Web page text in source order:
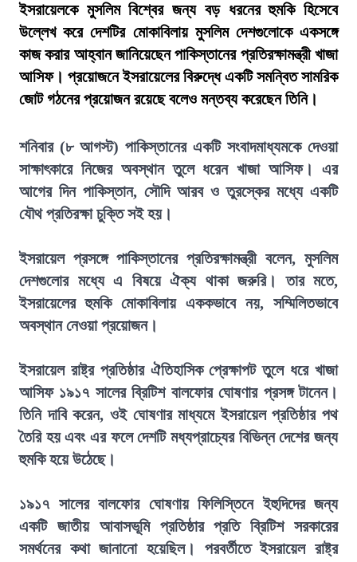
ইসরায়েলকে মুসলিম বিশ্বের জন্য বড় ধরনের হুমকি হিসেবে
উল্লেখ করে দেশটির মোকাবিলায় মুসলিম দেশগুলোকে একসঙ্গে
কাজ করার আহ্বান জানিয়েছেন পাকিস্তানের প্রতিরক্ষামন্ত্রী খাজা
আসিফ। প্রয়োজনে ইসরায়েলের বিরুদ্ধে একটি সমন্বিত সামরিক
জোট গঠনের প্রয়োজন রয়েছে বলেও মন্তব্য করেছেন তিনি।
শনিবার (৮ আগস্ট) পাকিস্তানের একটি সংবাদমাধ্যমকে দেওয়া
সাক্ষাৎকারে নিজের অবস্থান তুলে ধরেন খাজা আসিফ। এর
আগের দিন পাকিস্তান, সৌদি আরব ও তুরস্কের মধ্যে একটি
যৌথ প্রতিরক্ষা চুক্তি সই হয়।
ইসরায়েল প্রসঙ্গে পাকিস্তানের প্রতিরক্ষামন্ত্রী বলেন, মুসলিম
দেশগুলোর মধ্যে এ বিষয়ে ঐক্য থাকা জরুরি। তার মতে,
ইসরায়েলের হুমকি মোকাবিলায় এককভাবে নয়, সম্মিলিতভাবে
অবস্থান নেওয়া প্রয়োজন।
ইসরায়েল রাষ্ট্র প্রতিষ্ঠার ঐতিহাসিক প্রেক্ষাপট তুলে ধরে খাজা
আসিফ ১৯১৭ সালের ব্রিটিশ বালফোর ঘোষণার প্রসঙ্গ টানেন।
তিনি দাবি করেন, ওই ঘোষণার মাধ্যমে ইসরায়েল প্রতিষ্ঠার পথ
তৈরি হয় এবং এর ফলে দেশটি মধ্যপ্রাচ্যের বিভিন্ন দেশের জন্য
হুমকি হয়ে উঠেছে।
১৯১৭ সালের বালফোর ঘোষণায় ফিলিস্তিনে ইহুদিদের জন্য
একটি জাতীয় আবাসভূমি প্রতিষ্ঠার প্রতি ব্রিটিশ সরকারের
সমর্থনের কথা জানানো হয়েছিল। পরবর্তীতে ইসরায়েল রাষ্ট্র